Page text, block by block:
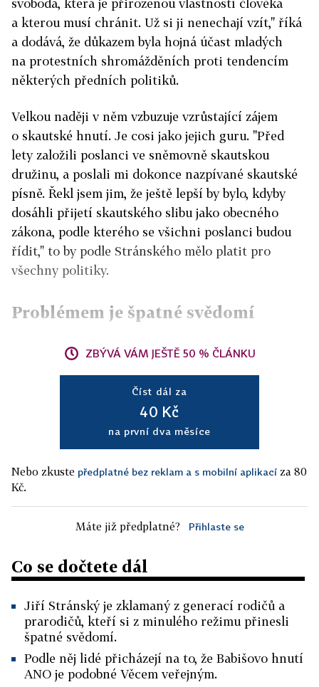
svoboda, která je přirozenou vlastností člověka
a kterou musí chránit. Už si ji nenechají vzít," říká
a dodává, že důkazem byla hojná účast mladých
na protestních shromážděních proti tendencím
některých předních politiků.
Velkou naději v něm vzbuzuje vzrůstající zájem
o skautské hnutí. Je cosi jako jejich guru. "Před
lety založili poslanci ve sněmovně skautskou
družinu, a poslali mi dokonce nazpívané skautské
písně. Řekl jsem jim, že ještě lepší by bylo, kdyby
dosáhli přijetí skautského slibu jako obecného
zákona, podle kterého se všichni poslanci budou
řídit," to by podle Stránského mělo platit pro
všechny politiky.
Problémem je špatné svědomí
ZBÝVÁ VÁM JEŠTĚ 50 % ČLÁNKU
Číst dál za
40 Kč
na první dva měsíce
Nebo zkuste předplatné bez reklam a s mobilní aplikací za 80
Kč.
Máte již předplatné? Přihlaste se
Co se dočtete dál
Jiří Stránský je zklamaný z generací rodičů a
prarodičů, kteří si z minulého režimu přinesli
špatné svědomí.
Podle něj lidé přicházejí na to, že Babišovo hnutí
ANO je podobné Věcem veřejným.